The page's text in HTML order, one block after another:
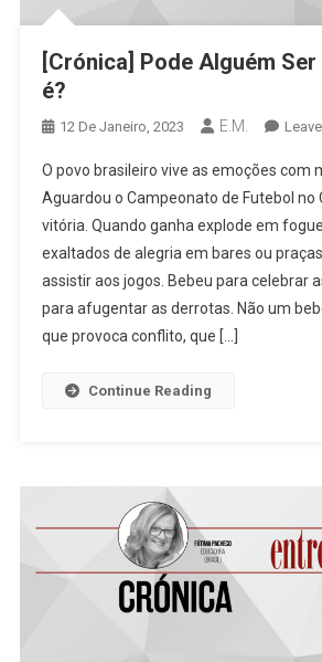
[Crónica] Pode Alguém Ser
é?
12 De Janeiro, 2023 E.M.
O povo brasileiro vive as emoções com
Aguardou o Campeonato de Futebol no
vitória. Quando ganha explode em
exaltados de alegria em bares ou
assistir aos jogos. Bebeu para celebrar
para afugentar as derrotas. Não um
que provoca conflito, que […]
Continue Reading